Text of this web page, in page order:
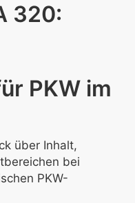
320:
PKW im
über Inhalt,
bei
PKW-